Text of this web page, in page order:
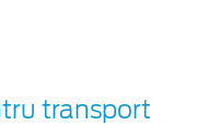
transport